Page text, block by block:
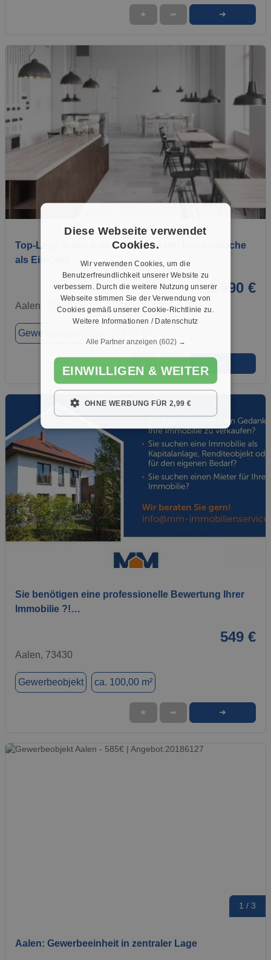
★ ➦ ➜
1 / 2
Top-Lage in der Aalener Innenstadt: Neubaufläche
als Eis-Café…
3.990 €
Aalen, 73430
Gewerbeobjekt
Sie benötigen eine professionelle Bewertung Ihrer
Immobilie ?!…
549 €
Aalen, 73430
Gewerbeobjekt ca. 100,00 m²
★ ➦ ➜
1 / 3
Aalen: Gewerbeeinheit in zentraler Lage
Diese Webseite verwendet
Cookies.
Wir verwenden Cookies, um die
Benutzerfreundlichkeit unserer Website zu
verbessern. Durch die weitere Nutzung unserer
Webseite stimmen Sie der Verwendung von
Cookies gemäß unserer Cookie-Richtlinie zu.
Weitere Informationen / Datenschutz
Alle Partner anzeigen (602) →
EINWILLIGEN & WEITER
OHNE WERBUNG FÜR 2,99 €